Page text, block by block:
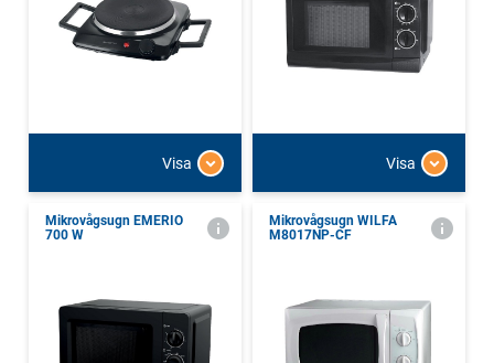
Visa Visa
Mikrovågsugn EMERIO
700 W
Mikrovågsugn WILFA
M8017NP-CF